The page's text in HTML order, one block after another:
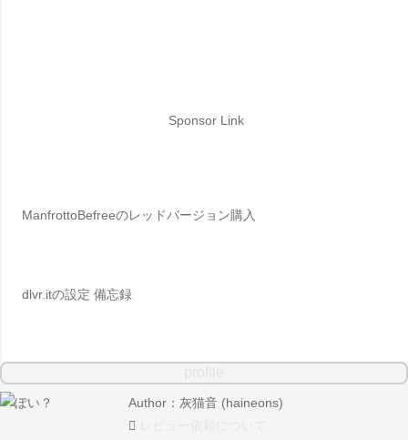
Sponsor Link
ManfrottoBefreeのレッドバージョン購入
dlvr.itの設定 備忘録
Author：灰猫音 (haineons)